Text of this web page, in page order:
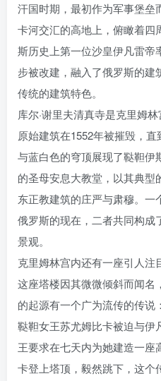
汗国时期，最初作为军事堡
卡河交汇的高地上，俯瞰着四
斯历史上第一位沙皇伊凡雷帝
步被改建，融入了俄罗斯的
传统的建筑特色。
库尔·谢里夫清真寺是克里姆
原始建筑在1552年被摧毁，
与蓝白色的穹顶展现了鞑靼
的圣母安息大教堂，以其典
东正教建筑的庄严与肃穆。
俄罗斯的现在，二者共同构
景观。
克里姆林宫内还有一座引人
这座塔楼因其微微倾斜而闻名
的起源有一个广为流传的传说
鞑靼女王苏尤姆比卡被迫与
王要求在七天内为她建造一
卡登上塔顶，毅然跳下，这个